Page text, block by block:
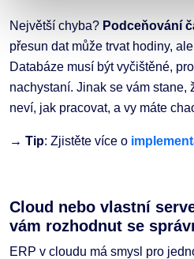
Největší chyba? Podceňování
přesun dat může trvat hodiny,
Databáze musí být vyčištěné,
nachystaní. Jinak se vám stane,
neví, jak pracovat, a vy máte
→ Tip: Zjistěte více o
Cloud nebo vlastní
vám rozhodnut se
ERP v cloudu má smysl pro